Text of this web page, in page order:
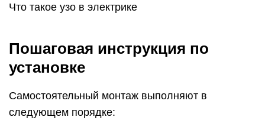
Что такое узо в электрике
Пошаговая инструкция по
установке
Самостоятельный монтаж выполняют в
следующем порядке: